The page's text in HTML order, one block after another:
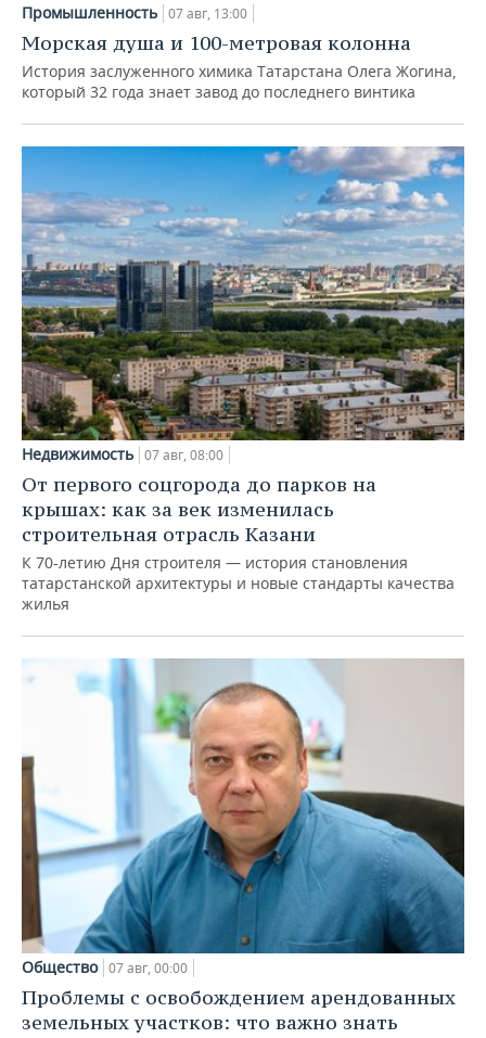
Промышленность 07 авг, 13:00
Морская душа и 100-метровая колонна
История заслуженного химика Татарстана Олега Жогина,
который 32 года знает завод до последнего винтика
Недвижимость 07 авг, 08:00
От первого соцгорода до парков на
крышах: как за век изменилась
строительная отрасль Казани
К 70-летию Дня строителя — история становления
татарстанской архитектуры и новые стандарты качества
жилья
Общество 07 авг, 00:00
Проблемы с освобождением арендованных
земельных участков: что важно знать